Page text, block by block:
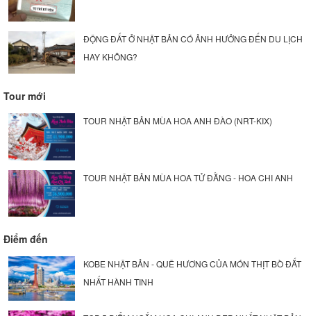
ĐỘNG ĐẤT Ở NHẬT BẢN CÓ ẢNH HƯỞNG ĐẾN DU LỊCH
HAY KHÔNG?
Tour mới
TOUR NHẬT BẢN MÙA HOA ANH ĐÀO (NRT-KIX)
TOUR NHẬT BẢN MÙA HOA TỬ ĐẰNG - HOA CHI ANH
Điểm đến
KOBE NHẬT BẢN - QUÊ HƯƠNG CỦA MÓN THỊT BÒ ĐẮT
NHẤT HÀNH TINH